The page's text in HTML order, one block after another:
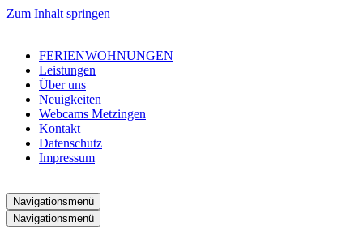
Zum Inhalt springen
FERIENWOHNUNGEN
Leistungen
Über uns
Neuigkeiten
Webcams Metzingen
Kontakt
Datenschutz
Impressum
Navigationsmenü
Navigationsmenü